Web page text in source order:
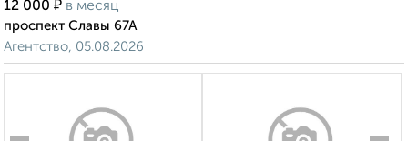
12 000 ₽ в месяц
проспект Славы 67А
Агентство, 05.08.2026